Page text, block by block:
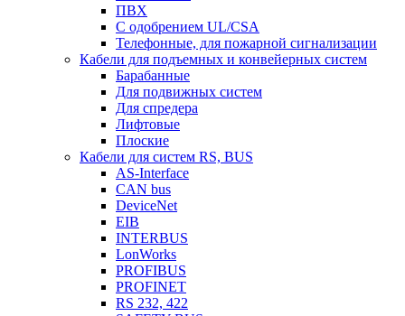
ПВХ
С одобрением UL/CSA
Телефонные, для пожарной сигнализации
Кабели для подъемных и конвейерных систем
Барабанные
Для подвижных систем
Для спредера
Лифтовые
Плоские
Кабели для систем RS, BUS
AS-Interface
CAN bus
DeviceNet
EIB
INTERBUS
LonWorks
PROFIBUS
PROFINET
RS 232, 422